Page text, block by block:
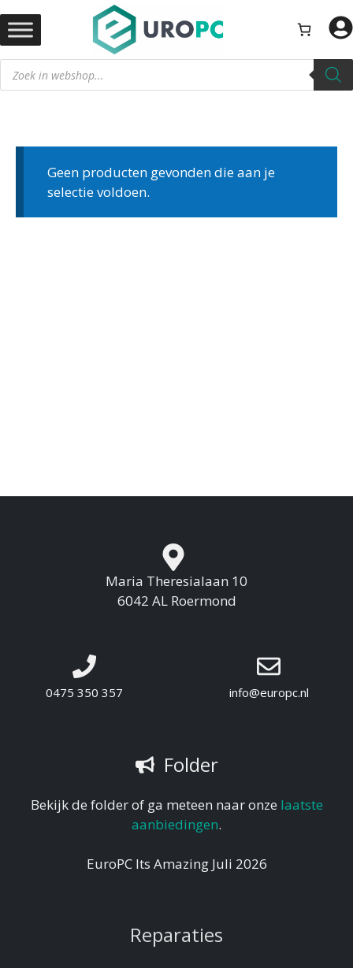
naar
de
inhoud
Producten
zoeken
Geen producten gevonden die aan je
selectie voldoen.
Maria Theresialaan 10
6042 AL Roermond
0475 350 357 info@europc.nl
Folder
Bekijk de folder of ga meteen naar onze laatste
aanbiedingen.
EuroPC Its Amazing Juli 2026
Reparaties